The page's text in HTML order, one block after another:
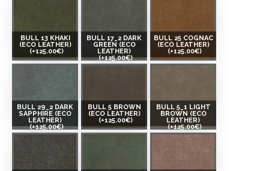
BULL 13 KHAKI
(ECO LEATHER)
(+125.00€)
BULL 17_2 DARK
GREEN (ECO
LEATHER)
(+125.00€)
BULL 25 COGNAC
(ECO LEATHER)
(+125.00€)
BULL 29_2 DARK
SAPPHIRE (ECO
LEATHER)
(+125.00€)
BULL 5 BROWN
(ECO LEATHER)
(+125.00€)
BULL 5_1 LIGHT
BROWN (ECO
LEATHER)
(+125.00€)